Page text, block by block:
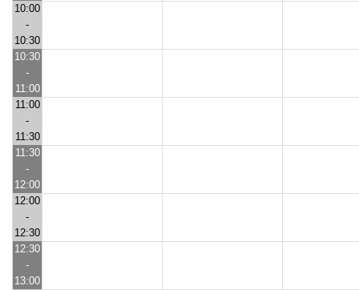
10:00
-
10:30
10:30
-
11:00
11:00
-
11:30
11:30
-
12:00
12:00
-
12:30
12:30
-
13:00